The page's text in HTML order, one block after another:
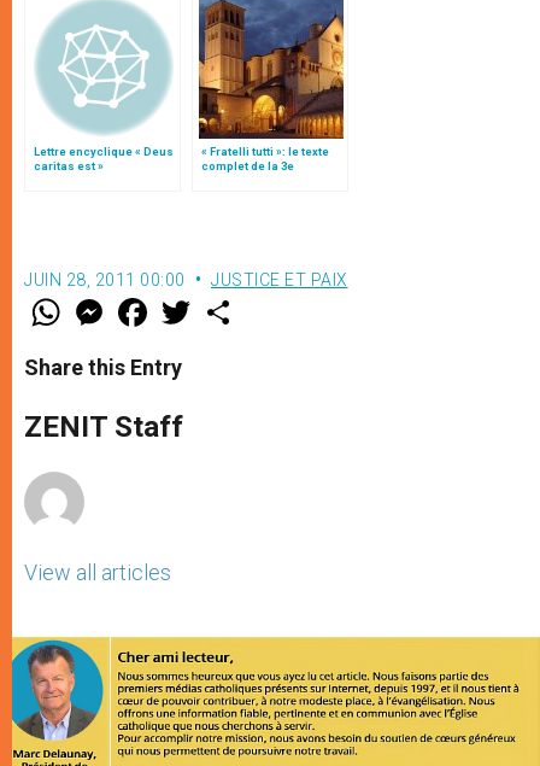
Lettre encyclique « Deus
caritas est »
« Fratelli tutti »: le texte
complet de la 3e
JUIN 28, 2011 00:00 JUSTICE ET PAIX
W
t
s
p
p
M
e
s
e
g
e
F
a
e
b
o
k
w
Share this Entry
ZENIT Staff
View all articles